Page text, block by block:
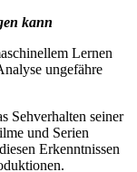
kann
Lernen
ungefähre
Sehverhalten seiner
und Serien
Erkenntnissen